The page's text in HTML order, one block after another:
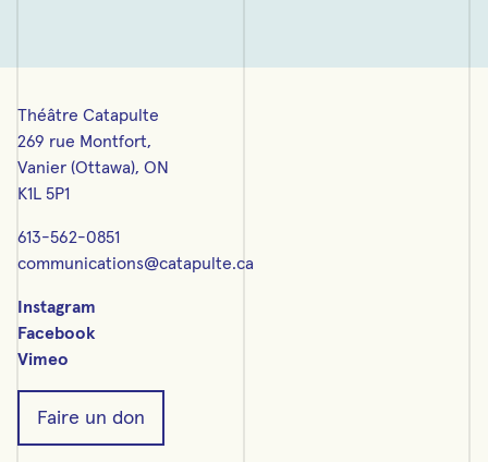
Théâtre Catapulte
269 rue Montfort,
Vanier (Ottawa), ON
K1L 5P1
613-562-0851
communications@catapulte.ca
Instagram
Facebook
Vimeo
Faire un don